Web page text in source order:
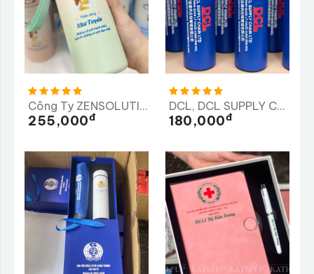
Công Ty ZENSOLUTION
255,000Đ
DCL, DCL SUPPLY CHAIN LTD, Công Ty TNHH Quản Lý Chuỗi Cung Ứng DCL
180,000Đ